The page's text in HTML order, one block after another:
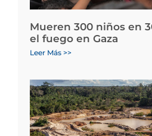
Mueren 300 niños en
el fuego en Gaza
Leer Más >>